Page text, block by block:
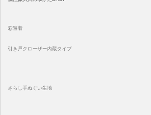
彩遊着
引き戸クローザー内蔵タイプ
さらし手ぬぐい生地